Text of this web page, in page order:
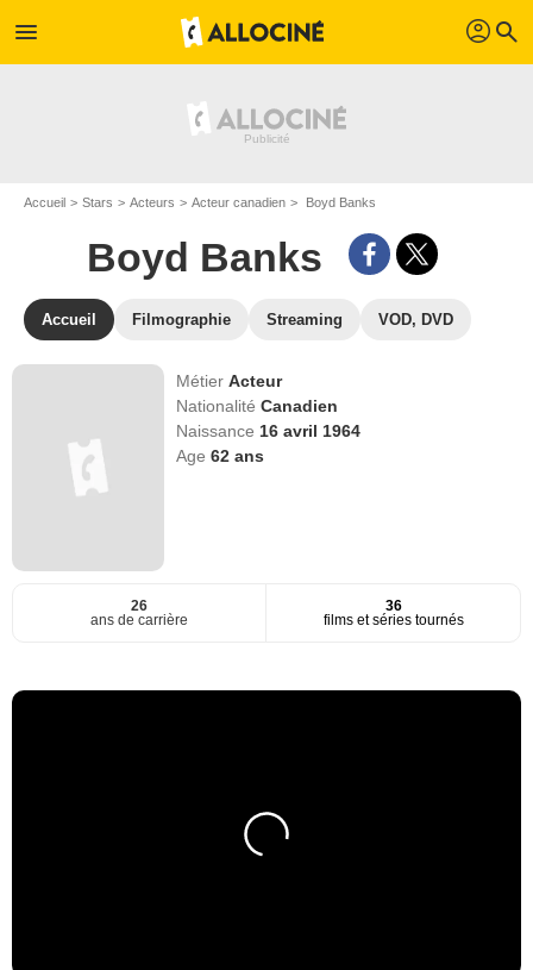
menu profil search
Accueil Stars Acteurs Acteur canadien Boyd Banks
Boyd Banks
Accueil Filmographie Streaming VOD, DVD
MétierActeur
NationalitéCanadien
Naissance 16 avril 1964
Age62 ans
26
ans de carrière
36
films et séries tournés